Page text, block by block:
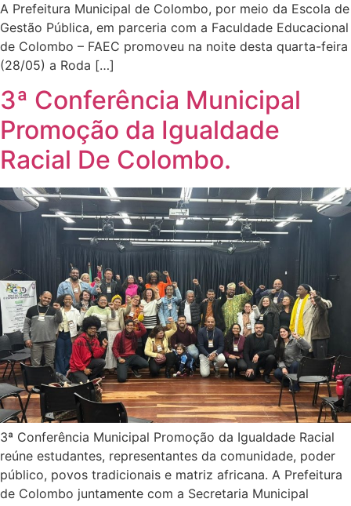
A Prefeitura Municipal de Colombo, por meio da Escola de
Gestão Pública, em parceria com a Faculdade Educacional
de Colombo – FAEC promoveu na noite desta quarta-feira
(28/05) a Roda […]
3ª Conferência Municipal
Promoção da Igualdade
Racial De Colombo.
3ª Conferência Municipal Promoção da Igualdade Racial
reúne estudantes, representantes da comunidade, poder
público, povos tradicionais e matriz africana. A Prefeitura
de Colombo juntamente com a Secretaria Municipal